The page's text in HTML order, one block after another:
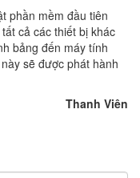
phần mềm đầu tiên
cả các thiết bị khác
bảng đến máy tính
sẽ được phát hành
Thanh Viên